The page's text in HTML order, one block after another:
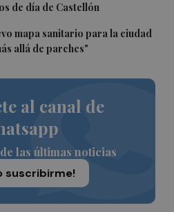
de día de Castellón
mapa sanitario para la ciudad
allá de parches"
al canal de
las últimas noticias
suscribirme!